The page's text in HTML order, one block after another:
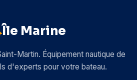
Île Marine
Martin. Équipement nautique de
d'experts pour votre bateau.